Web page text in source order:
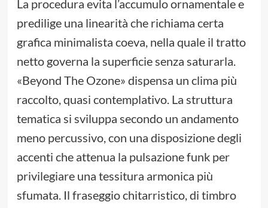
La procedura evita l’accumulo ornamentale e
predilige una linearità che richiama certa
grafica minimalista coeva, nella quale il tratto
netto governa la superficie senza saturarla.
«Beyond The Ozone» dispensa un clima più
raccolto, quasi contemplativo. La struttura
tematica si sviluppa secondo un andamento
meno percussivo, con una disposizione degli
accenti che attenua la pulsazione funk per
privilegiare una tessitura armonica più
sfumata. Il fraseggio chitarristico, di timbro